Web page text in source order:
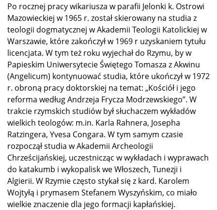
Po rocznej pracy wikariusza w parafii Jelonki k. Ostrowi
Mazowieckiej w 1965 r. został skierowany na studia z
teologii dogmatycznej w Akademii Teologii Katolickiej w
Warszawie, które zakończył w 1969 r uzyskaniem tytułu
licencjata. W tym też roku wyjechał do Rzymu, by w
Papieskim Uniwersytecie Świętego Tomasza z Akwinu
(Angelicum) kontynuować studia, które ukończył w 1972
r. obroną pracy doktorskiej na temat: „Kościół i jego
reforma według Andrzeja Frycza Modrzewskiego”. W
trakcie rzymskich studiów był słuchaczem wykładów
wielkich teologów: m.in. Karla Rahnera, Josepha
Ratzingera, Yvesa Congara. W tym samym czasie
rozpoczął studia w Akademii Archeologii
Chrześcijańskiej, uczestnicząc w wykładach i wyprawach
do katakumb i wykopalisk we Włoszech, Tunezji i
Algierii. W Rzymie często stykał się z kard. Karolem
Wojtyłą i prymasem Stefanem Wyszyńskim, co miało
wielkie znaczenie dla jego formacji kapłańskiej.